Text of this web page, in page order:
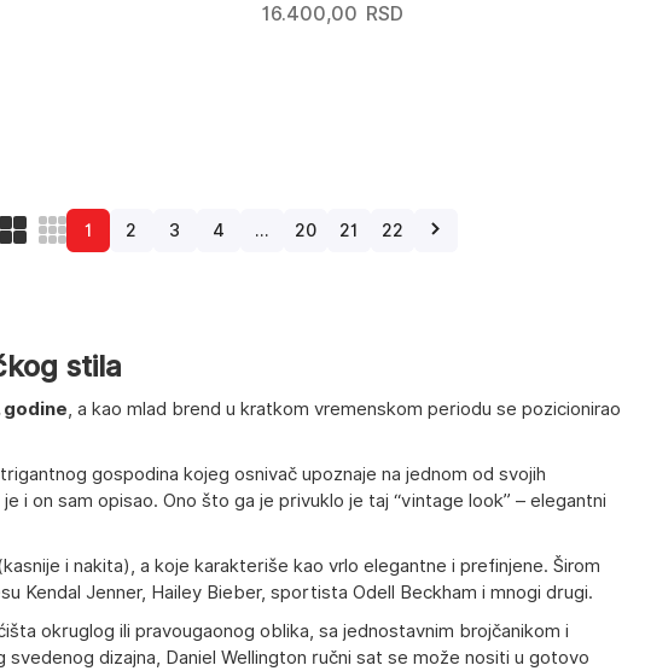
16.400,00 RSD
1 2 3 4 … 20 21 22
stila
godine , a kao mlad brend u kratkom vremenskom periodu se pozicionirao
gospodina kojeg osnivač upoznaje na jednom od svojih
on sam opisao. Ono što ga je privuklo je taj “vintage look” – elegantni
i nakita), a koje karakteriše kao vrlo elegantne i prefinjene. Širom
Kendal Jenner, Hailey Bieber, sportista Odell Beckham i mnogi drugi.
okruglog ili pravougaonog oblika, sa jednostavnim brojčanikom i
dizajna, Daniel Wellington ručni sat se može nositi u gotovo